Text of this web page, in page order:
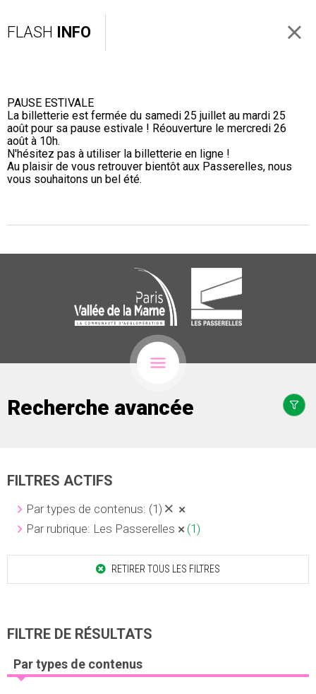
FLASH INFO
PAUSE ESTIVALE
La billetterie est fermée du samedi 25 juillet au mardi 25
août pour sa pause estivale ! Réouverture le mercredi 26
août à 10h.
N'hésitez pas à utiliser la billetterie en ligne !
Au plaisir de vous retrouver bientôt aux Passerelles, nous
vous souhaitons un bel été.
Recherche avancée
FILTRES ACTIFS
Par types de contenus: (1)
Par rubrique: Les Passerelles
(1)
RETIRER TOUS LES FILTRES
FILTRE DE RÉSULTATS
Par types de contenus